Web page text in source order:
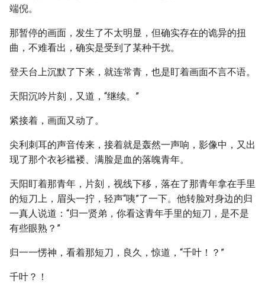
端倪。
那暂停的画面，发生了不太明显，但确实存在的诡异的扭
曲，不难看出，确实是受到了某种干扰。
登天台上沉默了下来，就连常青，也是盯着画面不言不语。
天阳沉吟片刻，又道，“继续。”
紧接着，画面又动了。
尖利刺耳的声音传来，接着就是轰然一声响，影像中，又出
现了那个衣衫褴褛、满脸是血的落魄青年。
天阳盯着那青年，片刻，视线下移，落在了那青年拿在手里
的短刀上，眉头一拧，轻声“咦”了一下。他转脸对身边的归
一真人说道：“归一贤弟，你看这青年手里的短刀，是不是
有些眼熟？”
归一一愣神，看着那短刀，良久，惊道，“千叶！？”
千叶？！